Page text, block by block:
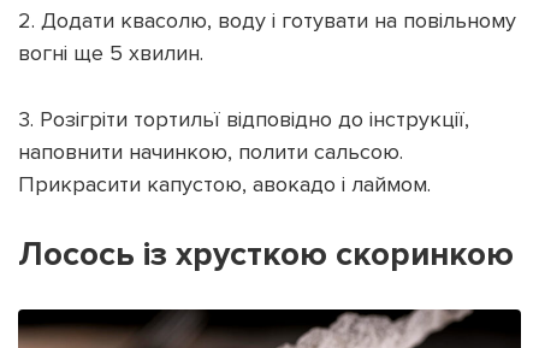
2. Додати квасолю, воду і готувати на повільному
вогні ще 5 хвилин.
3. Розігріти тортильї відповідно до інструкції,
наповнити начинкою, полити сальсою.
Прикрасити капустою, авокадо і лаймом.
Лосось із хрусткою скоринкою